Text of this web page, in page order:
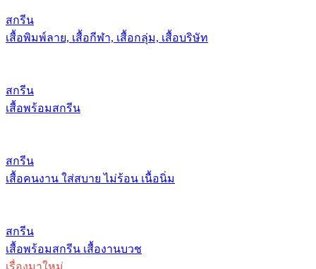
สกรีน
เสื้อพิมพ์ลาย, เสื้อกีฬา, เสื้อกลุ่ม, เสื้อบริษัท
สกรีน
เสื้อพร้อมสกรีน
สกรีน
เสื้อคนงาน ใส่สบาย ไม่ร้อน เนื้อนิ่ม
สกรีน
เสื้อพร้อมสกรีน เสื้องานบวช
เรื่องมาใหม่